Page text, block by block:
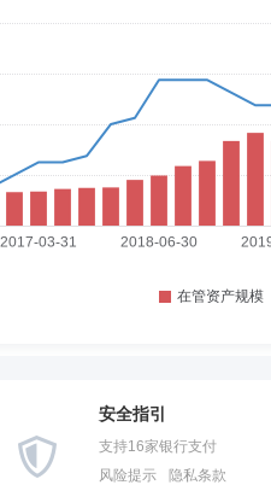
安全指引
支持16家银行支付
风险提示
隐私条款